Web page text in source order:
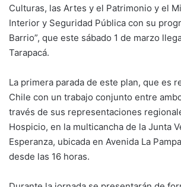
Culturas, las Artes y el Patrimonio y el
Interior y Seguridad Pública con su
Barrio”, que este sábado 1 de marzo
Tarapacá.
La primera parada de este plan, que es
Chile con un trabajo conjunto entre
través de sus representaciones
Hospicio, en la multicancha de la Junta
Esperanza, ubicada en Avenida La
desde las 16 horas.